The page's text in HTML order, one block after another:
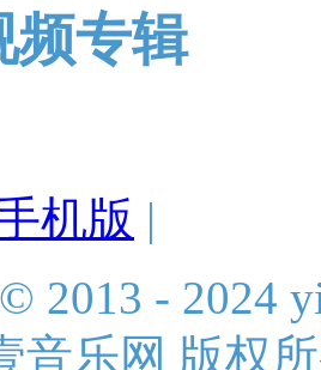
频专辑
机版 |
2013 - 2024
音乐网 版权